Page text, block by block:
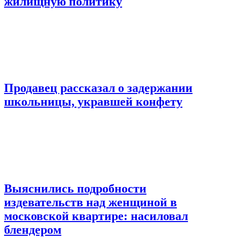
Продавец рассказал о задержании
школьницы, укравшей конфету
Выяснились подробности
издевательств над женщиной в
московской квартире: насиловал
блендером